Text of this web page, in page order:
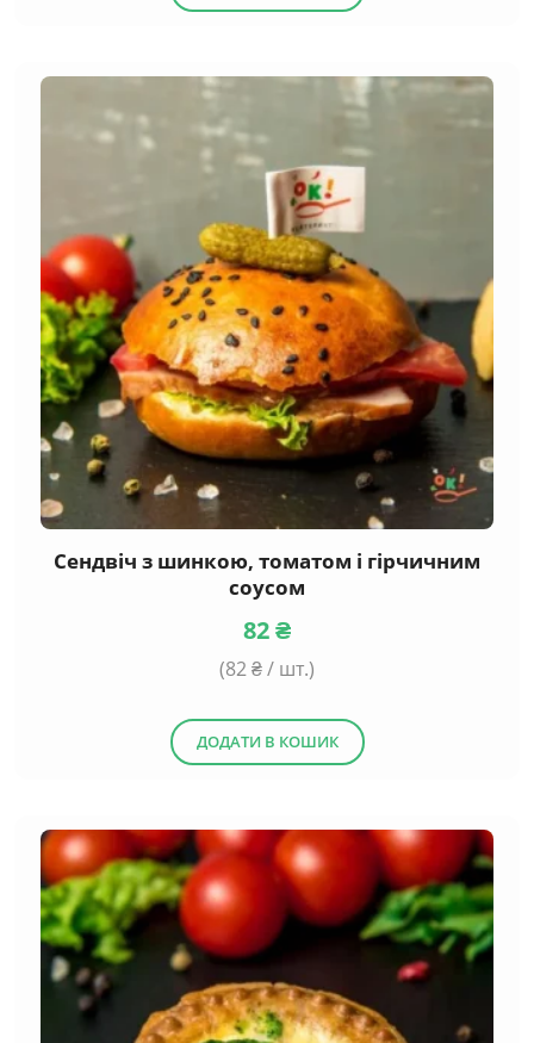
Сендвіч з шинкою, томатом і гірчичним
соусом
82₴
(82₴ / шт.)
ДОДАТИ В КОШИК